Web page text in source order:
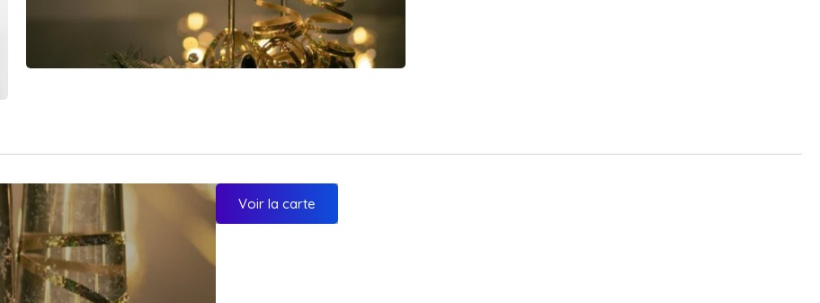
Voir la carte